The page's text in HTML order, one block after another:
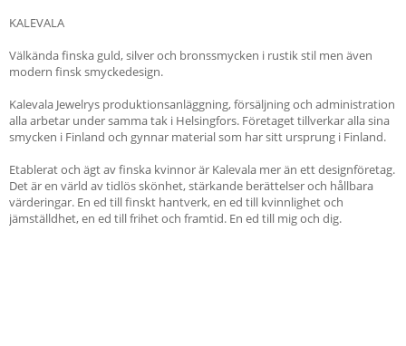
KALEVALA
Välkända finska guld, silver och bronssmycken i rustik stil men även
modern finsk smyckedesign.
Kalevala Jewelrys produktionsanläggning, försäljning och administration
alla arbetar under samma tak i Helsingfors. Företaget tillverkar alla sina
smycken i Finland och gynnar material som har sitt ursprung i Finland.
Etablerat och ägt av finska kvinnor är Kalevala mer än ett designföretag.
Det är en värld av tidlös skönhet, stärkande berättelser och hållbara
värderingar. En ed till finskt hantverk, en ed till kvinnlighet och
jämställdhet, en ed till frihet och framtid. En ed till mig och dig.